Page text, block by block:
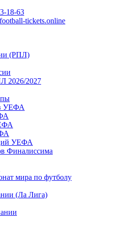
18-63
tickets.online
(РПЛ)
2026/2027
УЕФА
УЕФА
Финалиссима
мира по футболу
(Ла Лига)